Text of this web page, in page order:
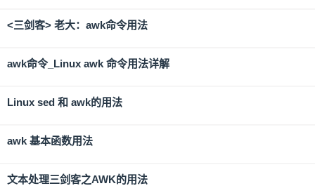
<三剑客> 老大：awk命令用法
awk命令_Linux awk 命令用法详解
Linux sed 和 awk的用法
awk 基本函数用法
文本处理三剑客之AWK的用法